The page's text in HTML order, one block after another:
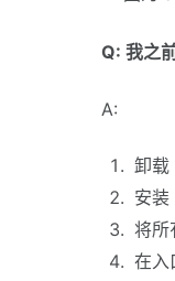
Q: 我之
A:
卸载
安装
将
在